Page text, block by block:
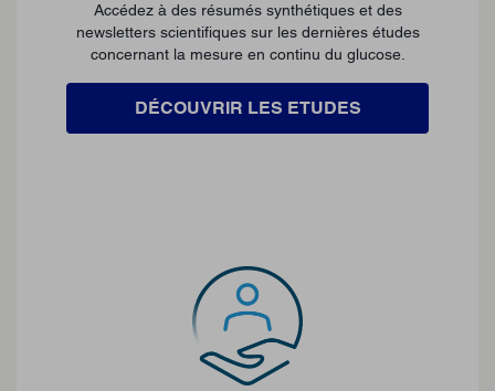
Accédez à des résumés synthétiques et des
newsletters scientifiques sur les dernières études
concernant la mesure en continu du glucose.
DÉCOUVRIR LES ETUDES